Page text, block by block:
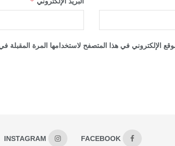
الإلكتروني في هذا المتصفح لاستخدامها المرة المقبلة
FACEBOOK
INSTAGRAM